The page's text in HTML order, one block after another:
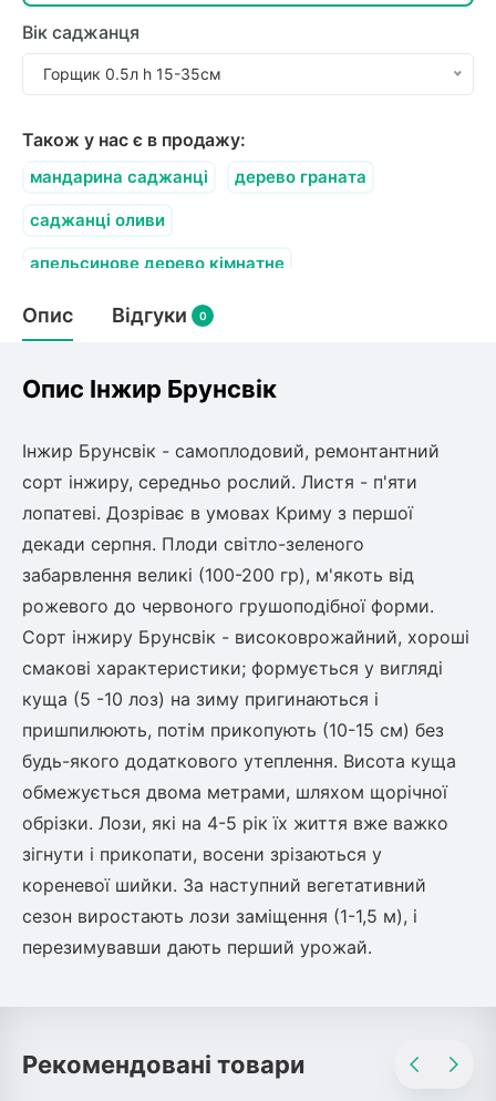
Вік саджанця
Горщик 0.5л h 15-35см
Також у нас є в продажу:
мандарина саджанці дерево граната
саджанці оливи
апельсинове дерево кімнатне
грейпфрутове дерево
Опис Відгуки 0
Опис Інжир Брунсвік
Інжир Брунсвік - самоплодовий, ремонтантний
сорт інжиру, середньо рослий. Листя - п'яти
лопатеві. Дозріває в умовах Криму з першої
декади серпня. Плоди світло-зеленого
забарвлення великі (100-200 гр), м'якоть від
рожевого до червоного грушоподібної форми.
Сорт інжиру Брунсвік - високоврожайний, хороші
смакові характеристики; формується у вигляді
куща (5 -10 лоз) на зиму пригинаються і
пришпилюють, потім прикопують (10-15 см) без
будь-якого додаткового утеплення. Висота куща
обмежується двома метрами, шляхом щорічної
обрізки. Лози, які на 4-5 рік їх життя вже важко
зігнути і прикопати, восени зрізаються у
кореневої шийки. За наступний вегетативний
сезон виростають лози заміщення (1-1,5 м), і
перезимувавши дають перший урожай.
Рекомендовані товари